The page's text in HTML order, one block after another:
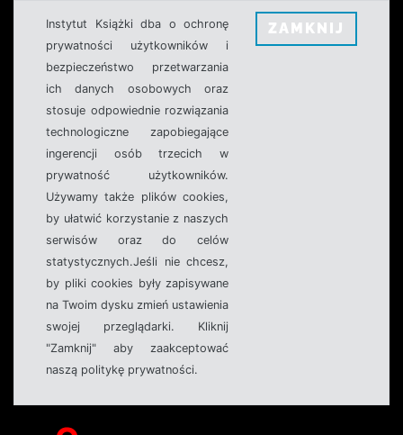
Instytut Książki dba o ochronę
prywatności użytkowników i
bezpieczeństwo przetwarzania
ich danych osobowych oraz
stosuje odpowiednie rozwiązania
technologiczne zapobiegające
ingerencji osób trzecich w
prywatność użytkowników.
Używamy także plików cookies,
by ułatwić korzystanie z naszych
serwisów oraz do celów
statystycznych.Jeśli nie chcesz,
by pliki cookies były zapisywane
na Twoim dysku zmień ustawienia
swojej przeglądarki. Kliknij
"Zamknij" aby zaakceptować
naszą politykę prywatności.
ZAMKNIJ